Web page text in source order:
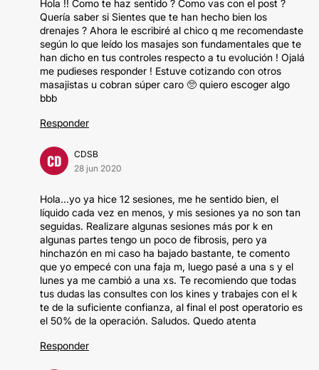
Hola !! Como te haz sentido ? Como vas con el post ?
Quería saber si Sientes que te han hecho bien los
drenajes ? Ahora le escribiré al chico q me recomendaste
según lo que leído los masajes son fundamentales que te
han dicho en tus controles respecto a tu evolución ! Ojalá
me pudieses responder ! Estuve cotizando con otros
masajistas u cobran súper caro 🥺 quiero escoger algo
bbb
Responder
CD
CDSB
28 jun 2020
Hola...yo ya hice 12 sesiones, me he sentido bien, el
líquido cada vez en menos, y mis sesiones ya no son tan
seguidas. Realizare algunas sesiones más por k en
algunas partes tengo un poco de fibrosis, pero ya
hinchazón en mi caso ha bajado bastante, te comento
que yo empecé con una faja m, luego pasé a una s y el
lunes ya me cambió a una xs. Te recomiendo que todas
tus dudas las consultes con los kines y trabajes con el k
te de la suficiente confianza, al final el post operatorio es
el 50% de la operación. Saludos. Quedo atenta
Responder